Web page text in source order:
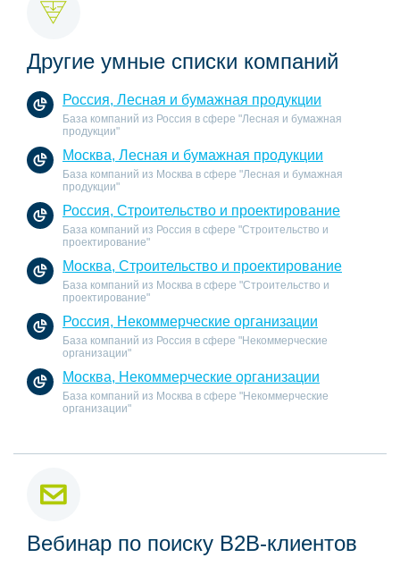
Другие умные списки компаний
Россия, Лесная и бумажная продукции
База компаний из Россия в сфере "Лесная и бумажная
продукции"
Москва, Лесная и бумажная продукции
База компаний из Москва в сфере "Лесная и бумажная
продукции"
Россия, Строительство и проектирование
База компаний из Россия в сфере "Строительство и
проектирование"
Москва, Строительство и проектирование
База компаний из Москва в сфере "Строительство и
проектирование"
Россия, Некоммерческие организации
База компаний из Россия в сфере "Некоммерческие
организации"
Москва, Некоммерческие организации
База компаний из Москва в сфере "Некоммерческие
организации"
Вебинар по поиску B2B-клиентов